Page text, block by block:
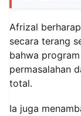
Afrizal
secara terang
bahwa
permasalahan
total.
Ia juga